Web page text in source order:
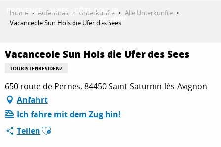
AKTIVITÄTEN
AUFENTHALT
Home Aufenthalt Unterkünfte
Alle Unterkünfte
Vacanceole Sun Hols die Ufer des Sees
Vacanceole Sun Hols die Ufer des Sees
TOURISTENRESIDENZ
650 route de Pernes, 84450 Saint-Saturnin-lès-Avignon
Anfahrt
Ich fahre mit dem Zug hin!
TeilenAjouter aux favoris